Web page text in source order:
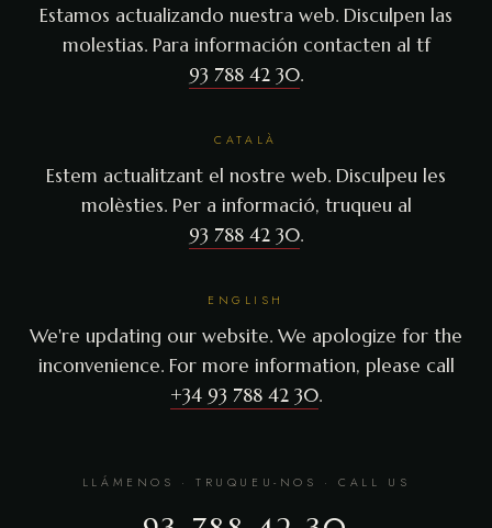
Estamos actualizando nuestra web. Disculpen las
molestias. Para información contacten al tf
93 788 42 30.
CATALÀ
Estem actualitzant el nostre web. Disculpeu les
molèsties. Per a informació, truqueu al
93 788 42 30.
ENGLISH
We're updating our website. We apologize for the
inconvenience. For more information, please call
+34 93 788 42 30.
LLÁMENOS · TRUQUEU-NOS · CALL US